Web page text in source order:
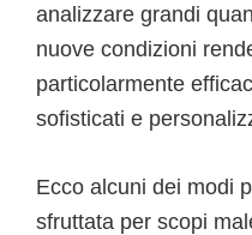
analizzare grandi
nuove condizioni
particolarmente
sofisticati e
Ecco alcuni dei modi
sfruttata per scopi